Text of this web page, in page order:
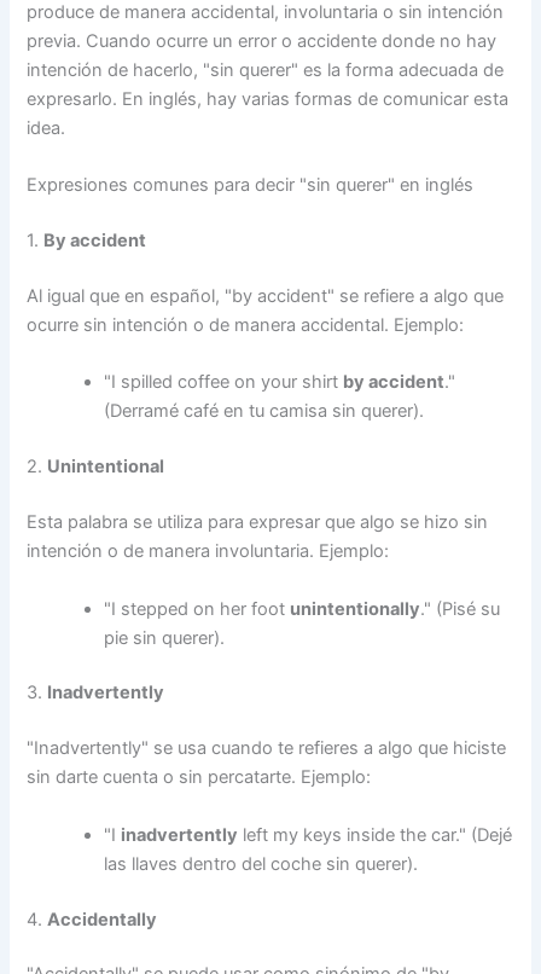
produce de manera accidental, involuntaria o sin intención
previa. Cuando ocurre un error o accidente donde no hay
intención de hacerlo, "sin querer" es la forma adecuada de
expresarlo. En inglés, hay varias formas de comunicar esta
idea.
Expresiones comunes para decir "sin querer" en inglés
1. By accident
Al igual que en español, "by accident" se refiere a algo que
ocurre sin intención o de manera accidental. Ejemplo:
"I spilled coffee on your shirt by accident."
(Derramé café en tu camisa sin querer).
2. Unintentional
Esta palabra se utiliza para expresar que algo se hizo sin
intención o de manera involuntaria. Ejemplo:
"I stepped on her foot unintentionally." (Pisé su
pie sin querer).
3. Inadvertently
"Inadvertently" se usa cuando te refieres a algo que hiciste
sin darte cuenta o sin percatarte. Ejemplo:
"I inadvertently left my keys inside the car." (Dejé
las llaves dentro del coche sin querer).
4. Accidentally